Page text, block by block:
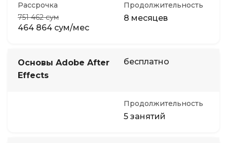
Рассрочка
751 462 сум
464 864 сум/мес
Продолжительность
8 месяцев
Основы Adobe After
Effects
бесплатно
Продолжительность
5 занятий